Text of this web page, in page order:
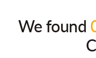
We found